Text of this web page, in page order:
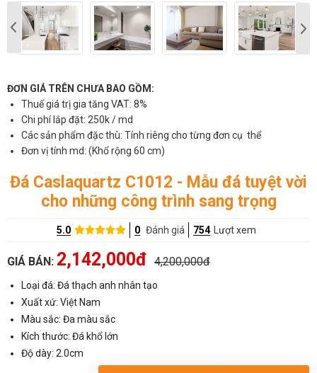
ĐƠN GIÁ TRÊN CHƯA BAO GỒM:
Thuế giá trị gia tăng VAT: 8%
Chi phí lắp đặt: 250k / md
Các sản phẩm đặc thù: Tính riêng cho từng đơn cụ thể
Đơn vị tính md: (Khổ rộng 60 cm)
Đá Caslaquartz C1012 - Mẫu đá tuyệt vời
cho những công trình sang trọng
5.0 0 Đánh giá 754 Lượt xem
GIÁ BÁN: 2,142,000đ 4,200,000đ
Loại đá: Đá thạch anh nhân tạo
Xuất xứ: Việt Nam
Màu sắc: Đa màu sắc
Kích thước: Đá khổ lớn
Độ dày: 2.0cm